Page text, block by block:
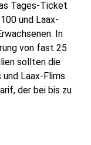
Tages-Ticket
und Laax-
In
von fast 25
sollten die
Laax-Flims
der bei bis zu